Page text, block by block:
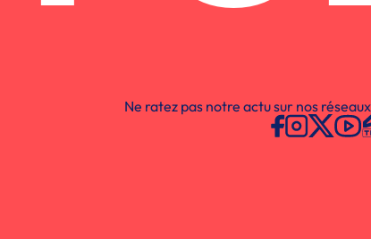
Ne ratez pas notre actu sur nos